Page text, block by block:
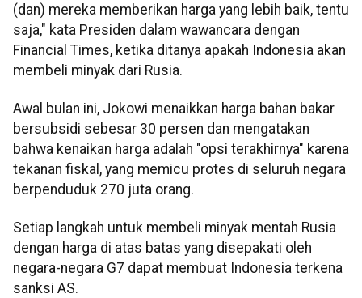
(dan) mereka memberikan harga yang lebih baik, tentu
saja," kata Presiden dalam wawancara dengan
Financial Times, ketika ditanya apakah Indonesia akan
membeli minyak dari Rusia.
Awal bulan ini, Jokowi menaikkan harga bahan bakar
bersubsidi sebesar 30 persen dan mengatakan
bahwa kenaikan harga adalah "opsi terakhirnya" karena
tekanan fiskal, yang memicu protes di seluruh negara
berpenduduk 270 juta orang.
Setiap langkah untuk membeli minyak mentah Rusia
dengan harga di atas batas yang disepakati oleh
negara-negara G7 dapat membuat Indonesia terkena
sanksi AS.